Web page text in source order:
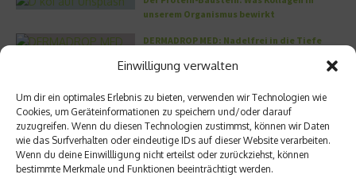
Einwilligung verwalten
Um dir ein optimales Erlebnis zu bieten, verwenden wir Technologien wie
Cookies, um Geräteinformationen zu speichern und/oder darauf
zuzugreifen. Wenn du diesen Technologien zustimmst, können wir Daten
wie das Surfverhalten oder eindeutige IDs auf dieser Website verarbeiten.
Wenn du deine Einwillligung nicht erteilst oder zurückziehst, können
bestimmte Merkmale und Funktionen beeinträchtigt werden.
unserem Organismus bewirkt
DERMADROP MED: Nadelfrei in die Tiefe
Wo habe ich nur wieder meinen Kopf? – Das
Problem mit dem Gedächtnis